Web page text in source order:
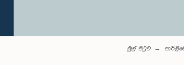
මුල් පිටුව